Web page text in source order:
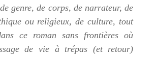
genre, de corps, de narrateur, de
ou religieux, de culture, tout
ce roman sans frontières où
de vie à trépas (et retour)